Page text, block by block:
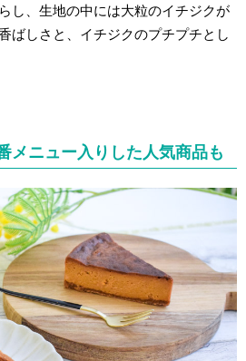
し、生地の中には大粒のイチジクが
ばしさと、イチジクのプチプチとし
メニュー入りした人気商品も